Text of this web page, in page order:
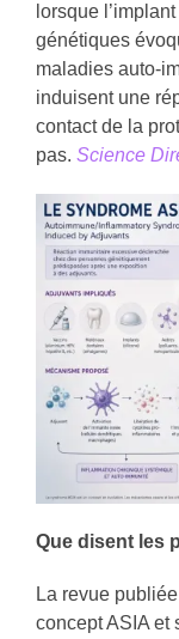
lorsque
génétiques
maladies auto-
induisent une
contact de la
pas. Science
Que disent les
La revue
concept ASIA et